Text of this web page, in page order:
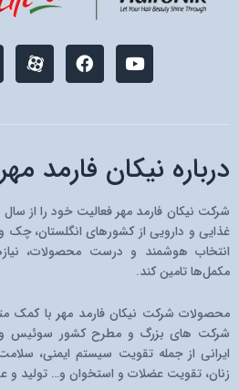
Y
o
u
e
F
a
c
o
k
M
-
i
a
a
r
a
t
درباره نیکان فارمد مهر
غذایی و دارویی از کشو‌رهای انگلستان، چک
انتخاب هوشمند و درست محصولات،
مکمل‌ها تامین کند.
محصولات شرکت نیکان فارمد مهر با کمک
شرکت های بزرگ و مطرح کشور سوئیس و
ایرانی از جمله تقویت سیستم ایمنی،
زنان، تقویت عضلات و استخوان و… تولید